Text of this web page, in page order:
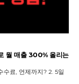
월 매출 300% 올리는